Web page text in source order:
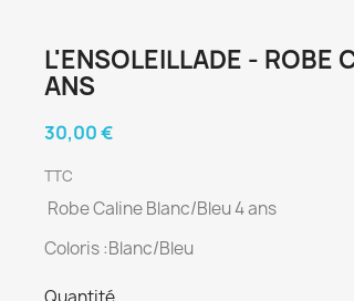
L'ENSOLEILLADE - ROBE
ANS
30,00 €
TTC
Robe Caline Blanc/Bleu 4 ans
Coloris :Blanc/Bleu